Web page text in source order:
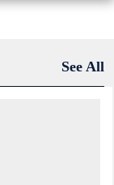
See All